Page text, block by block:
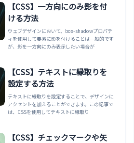
【CSS】一方向にのみ影を付
ける方法
ウェブデザインにおいて、box-shadowプロパテ
ィを使用して要素に影を付けることは一般的です
が、影を一方向にのみ表示したい場合が
【CSS】テキストに縁取りを
設定する方法
テキストに縁取りを設定することで、デザインに
アクセントを加えることができます。この記事で
は、CSSを使用してテキストに縁取り
【CSS】チェックマークや矢